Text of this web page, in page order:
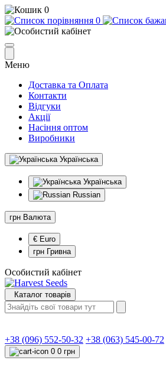
0
0
Меню
Доставка та Оплата
Контакти
Відгуки
Акції
Насіння оптом
Виробники
Українська
Українська
Russian
грн Валюта
€ Euro
грн Гривна
Особистий кабінет
Каталог товарів
+38 (096) 552-50-32 +38 (063) 545-00-72
0 0 грн